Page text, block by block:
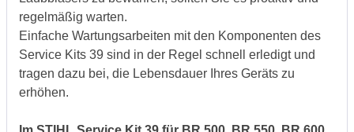
regelmäßig warten.
Einfache Wartungsarbeiten mit den Komponenten des
Service Kits 39 sind in der Regel schnell erledigt und
tragen dazu bei, die Lebensdauer Ihres Geräts zu
erhöhen.